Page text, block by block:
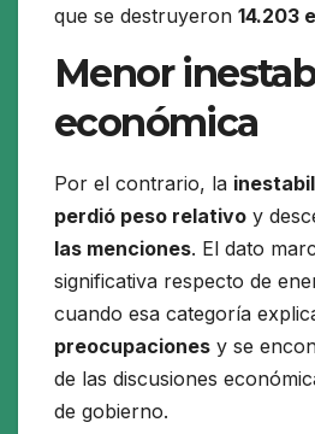
que se destruyeron 14.203
Menor
económica
Por el contrario, la
perdió peso relativo y
las menciones. El dato
significativa respecto de
cuando esa categoría
preocupaciones y se
de las discusiones
de gobierno.